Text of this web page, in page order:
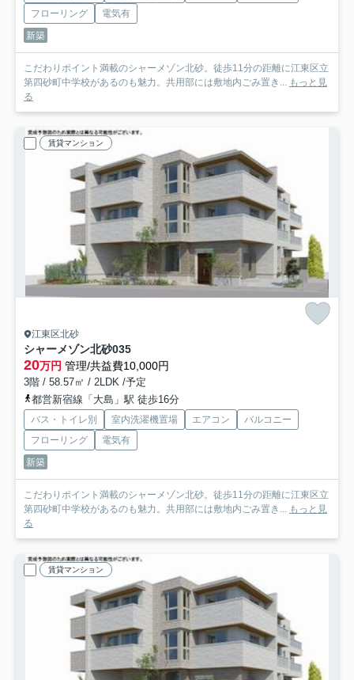
フローリング
電気有
新築
こだわりポイント満載のシャーメゾン北砂。徒歩11分の距離に江東区立
第四砂町中学校があるのも魅力。共用部には敷地内ごみ置き... もっと見
る
賃貸マンション
江東区北砂
シャーメゾン北砂035
20万円 管理/共益費10,000円
3階 / 58.57㎡ / 2LDK /予定
都営新宿線「大島」駅 徒歩16分
バス・トイレ別 室内洗濯機置場 エアコン
バルコニー
フローリング
電気有
新築
こだわりポイント満載のシャーメゾン北砂。徒歩11分の距離に江東区立
第四砂町中学校があるのも魅力。共用部には敷地内ごみ置き... もっと見
る
賃貸マンション